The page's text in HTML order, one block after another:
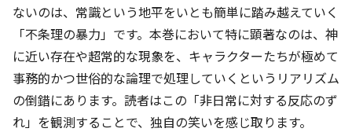
ないのは、常識という地平をいとも簡単に踏み越えていく
「不条理の暴力」です。本巻において特に顕著なのは、神
に近い存在や超常的な現象を、キャラクターたちが極めて
事務的かつ世俗的な論理で処理していくというリアリズム
の倒錯にあります。読者はこの「非日常に対する反応のず
れ」を観測することで、独自の笑いを感じ取ります。